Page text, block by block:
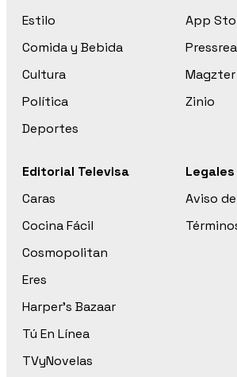
Estilo
Comida y Bebida
Cultura
Política
Deportes
App
Magzter
Zinio
Editorial Televisa
Caras
Cocina Fácil
Cosmopolitan
Eres
Harper’s Bazaar
Tú En Línea
TVyNovelas
Legales
Aviso